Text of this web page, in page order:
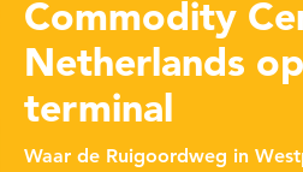
Commodity
Netherlands
terminal
Waar de Ruigoordweg in